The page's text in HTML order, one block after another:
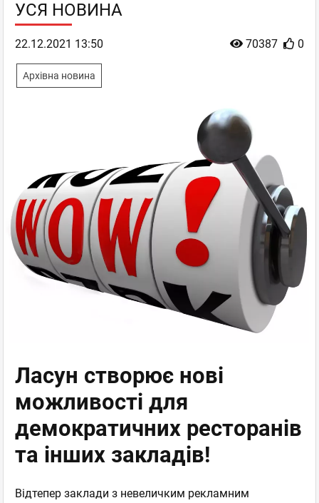
УСЯ НОВИНА
70387 0
22.12.2021 13:50
Архівна новина
Ласун створює нові
можливості для
демократичних ресторанів
та інших закладів!
Відтепер заклади з невеличким рекламним